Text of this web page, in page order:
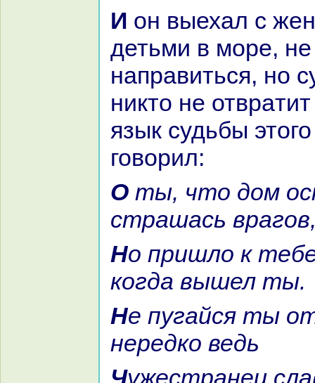
И он выехал с женой и двумя
детьми в море, не
нaпpaвиться, но
никто не
язык судьбы
говорил:
О ты, что дом оставил свой,
стpaшась
Но пришло к тебе облегчение,
кoгда вышел ты.
Не пугайся ты отдалённости:
нередкo ведь
Чужестpaнец славен, хотя не